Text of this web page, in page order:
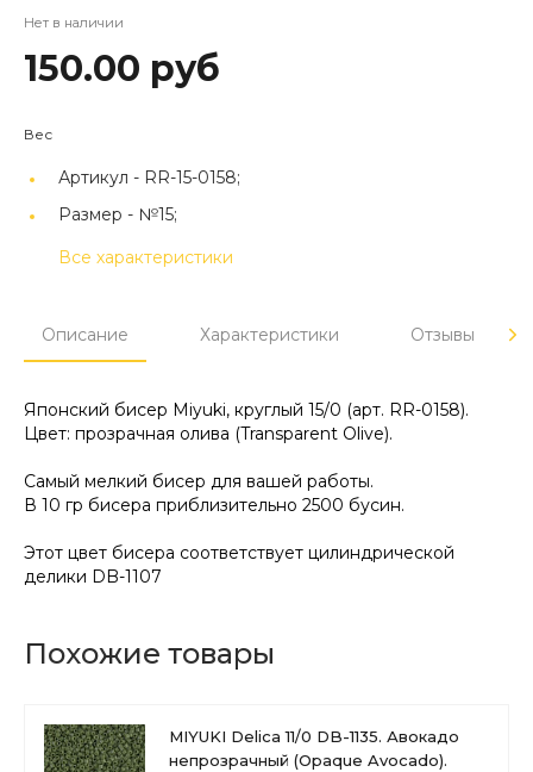
Нет в наличии
150.00 руб
Вес
Артикул - RR-15-0158;
Размер - №15;
Все характеристики
Описание Характеристики Отзывы
Японский бисер Miyuki, круглый 15/0 (арт. RR-0158).
Цвет: прозрачная олива (Transparent Olive).
Самый мелкий бисер для вашей работы.
В 10 гр бисера приблизительно 2500 бусин.
Этот цвет бисера соответствует цилиндрической
делики DB-1107
Похожие товары
MIYUKI Delica 11/0 DB-1135. Авокадо
непрозрачный (Opaque Avocado).